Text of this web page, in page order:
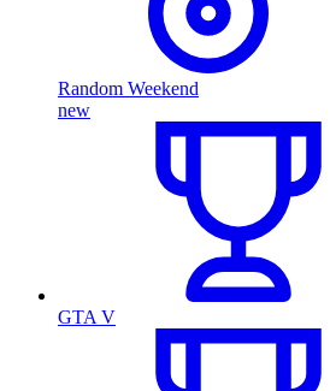
Random Weekend
new
GTA V